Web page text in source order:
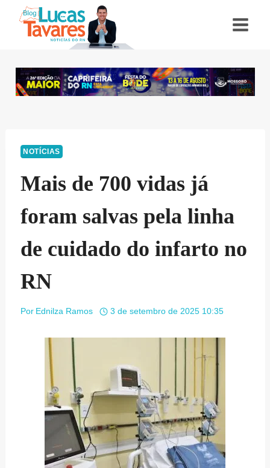
NOTÍCIAS
Mais de 700 vidas já
foram salvas pela linha
de cuidado do infarto no
RN
Por Ednilza Ramos 3 de setembro de 2025 10:35